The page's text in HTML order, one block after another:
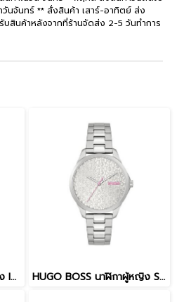
นจันทร์ ** สั่งสินค้า เสาร์-อาทิตย์ ส่ง
บสินค้าหลังจากที่ร้านจัดส่ง 2-5 วันทำการ
HUGO BOSS นาฬิกาผู้หญิง INTENSE รุ่น HB1540149 สายสเเตนเลส สีเงิน 38มม. HUGO BOSS นาฬิกาผู้หญิง SHOW รุ่น HB1540155 สายสเเตนเลส สีเงิน 38มม.